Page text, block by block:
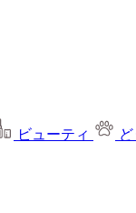
ビューティ